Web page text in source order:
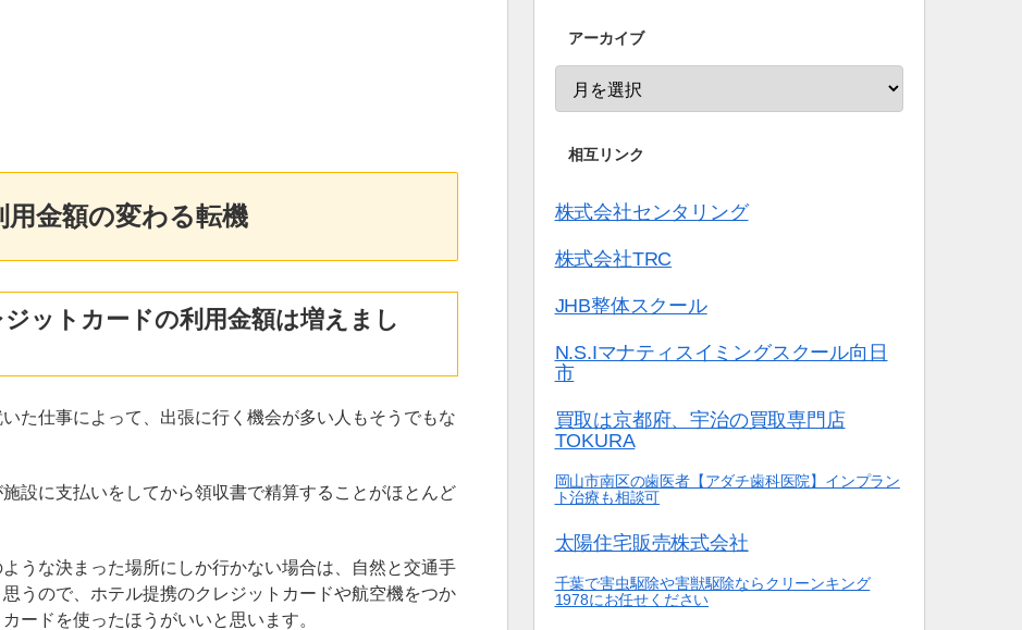
金額の変わる転機
ットカードの利用金額は増えまし
た仕事によって、出張に行く機会が多い人もそうでもな
設に支払いをしてから領収書で精算することがほとんど
うな決まった場所にしか行かない場合は、自然と交通手
うので、ホテル提携のクレジットカードや航空機をつか
ードを使ったほうがいいと思います。
アーカイブ
相互リンク
株式会社センタリング
株式会社TRC
JHB整体スクール
N.S.Iマナティスイミングスクール向日
市
買取は京都府、宇治の買取専門店
TOKURA
岡山市南区の歯医者【アダチ歯科医院】インプラン
ト治療も相談可
太陽住宅販売株式会社
千葉で害虫駆除や害獣駆除ならクリーンキング
1978にお任せください